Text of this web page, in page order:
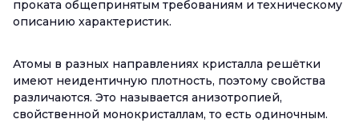
проката общепринятым требованиям и техническому
описанию характеристик.
Атомы в разных направлениях кристалла решётки
имеют неидентичную плотность, поэтому свойства
различаются. Это называется анизотропией,
свойственной монокристаллам, то есть одиночным.